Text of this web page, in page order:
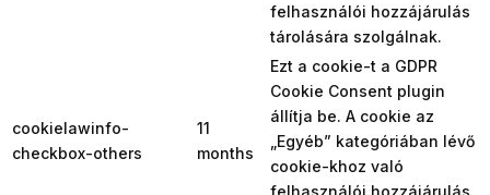
felhasználói hozzájárulás
tárolására szolgálnak.
cookielawinfo-
checkbox-others
11
months
Ezt a cookie-t a GDPR
Cookie Consent plugin
állítja be. A cookie az
„Egyéb” kategóriában lévő
cookie-khoz való
felhasználói hozzájárulás